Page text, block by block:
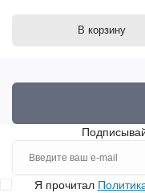
В корзину
Я прочитал